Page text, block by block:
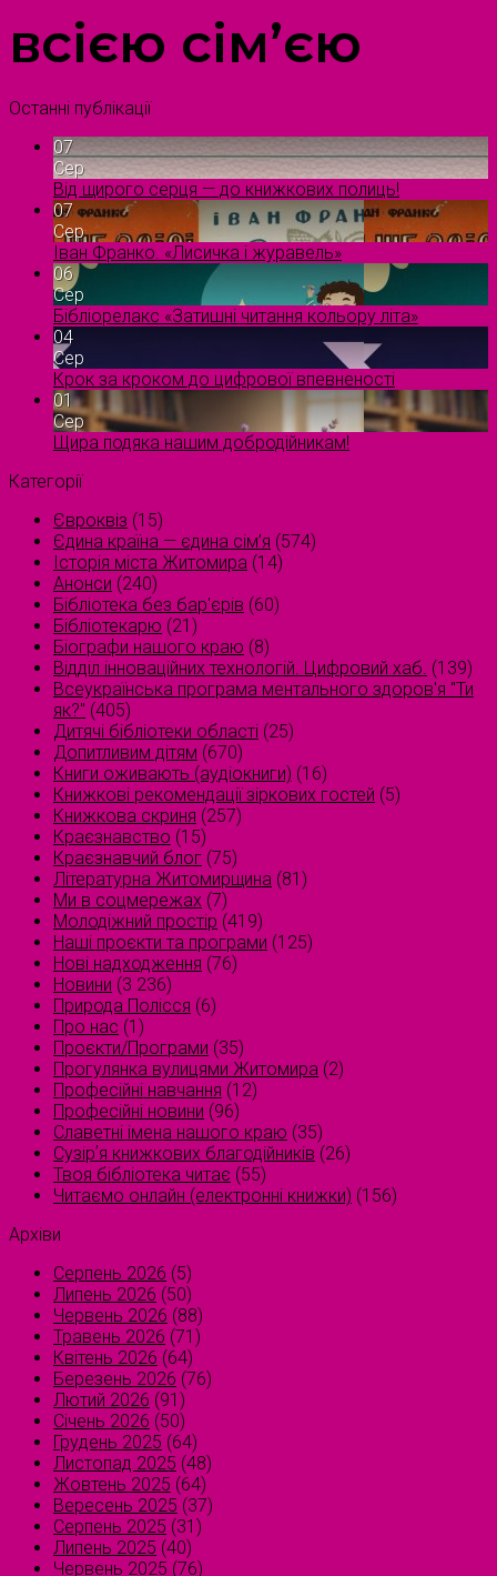
всією сім’єю
Останні публікації
07
Сер
Від щирого серця — до книжкових полиць!
07
Сер
Іван Франко. «Лисичка і журавель»
06
Сер
Бібліорелакс «Затишні читання кольору літа»
04
Сер
Крок за кроком до цифрової впевненості
01
Сер
Щира подяка нашим добродійникам!
Категорії
Євроквіз (15)
Єдина країна — єдина сім’я (574)
Історія міста Житомира (14)
Анонси (240)
Бібліотека без бар'єрів (60)
Бібліотекарю (21)
Біографи нашого краю (8)
Відділ інноваційних технологій. Цифровий хаб. (139)
Всеукраїнська програма ментального здоров'я "Ти
як?" (405)
Дитячі бібліотеки області (25)
Допитливим дітям (670)
Книги оживають (аудіокниги) (16)
Книжкові рекомендації зіркових гостей (5)
Книжкова скриня (257)
Краєзнавство (15)
Краєзнавчий блог (75)
Літературна Житомирщина (81)
Ми в соцмережах (7)
Молодіжний простір (419)
Наші проєкти та програми (125)
Нові надходження (76)
Новини (3 236)
Природа Полісся (6)
Про нас (1)
Проєкти/Програми (35)
Прогулянка вулицями Житомира (2)
Професійні навчання (12)
Професійні новини (96)
Славетні імена нашого краю (35)
Сузірʼя книжкових благодійників (26)
Твоя бібліотека читає (55)
Читаємо онлайн (електронні книжки) (156)
Архіви
Серпень 2026 (5)
Липень 2026 (50)
Червень 2026 (88)
Травень 2026 (71)
Квітень 2026 (64)
Березень 2026 (76)
Лютий 2026 (91)
Січень 2026 (50)
Грудень 2025 (64)
Листопад 2025 (48)
Жовтень 2025 (64)
Вересень 2025 (37)
Серпень 2025 (31)
Липень 2025 (40)
Червень 2025 (76)